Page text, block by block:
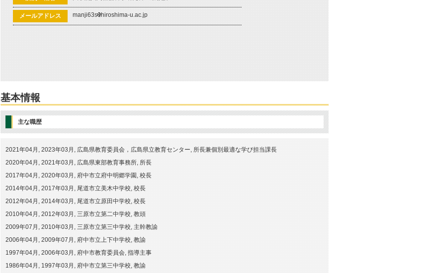
メールアドレス manji63s hiroshima-u.ac.jp
基本情報
主な職歴
2021年04月, 2023年03月, 広島県教育委員会，広島県立教育センター, 所長兼個別最適な学び担当課長
2020年04月, 2021年03月, 広島県東部教育事務所, 所長
2017年04月, 2020年03月, 府中市立府中明郷学園, 校長
2014年04月, 2017年03月, 尾道市立美木中学校, 校長
2012年04月, 2014年03月, 尾道市立原田中学校, 校長
2010年04月, 2012年03月, 三原市立第二中学校, 教頭
2009年07月, 2010年03月, 三原市立第三中学校, 主幹教諭
2006年04月, 2009年07月, 府中市立上下中学校, 教諭
1997年04月, 2006年03月, 府中市教育委員会, 指導主事
1986年04月, 1997年03月, 府中市立第三中学校, 教諭